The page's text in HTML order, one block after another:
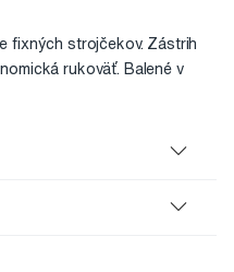
fixných strojčekov. Zástrih
rukoväť. Balené v